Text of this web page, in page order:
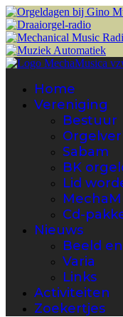
Home
Vereniging
Bestuur
Sabam
BK
Lid
Cd-
Nieuws
Beeld
Varia
Links
Activiteiten
Zoekertjes